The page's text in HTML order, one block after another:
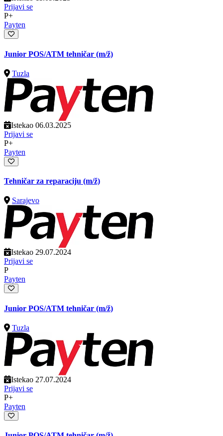
Prijavi se
P+
Payten
Junior POS/ATM tehničar (m/ž)
Tuzla
Istekao 06.03.2025
Prijavi se
P+
Payten
Tehničar za reparaciju (m/ž)
Sarajevo
Istekao 29.07.2024
Prijavi se
P
Payten
Junior POS/ATM tehničar (m/ž)
Tuzla
Istekao 27.07.2024
Prijavi se
P+
Payten